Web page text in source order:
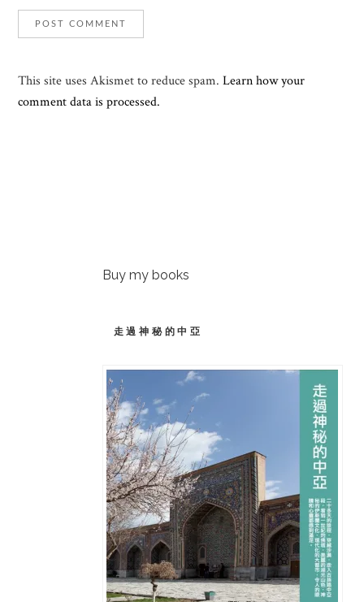
This site uses Akismet to reduce spam.Learn how your
comment data is processed.
Buy my books
走過神秘的中亞